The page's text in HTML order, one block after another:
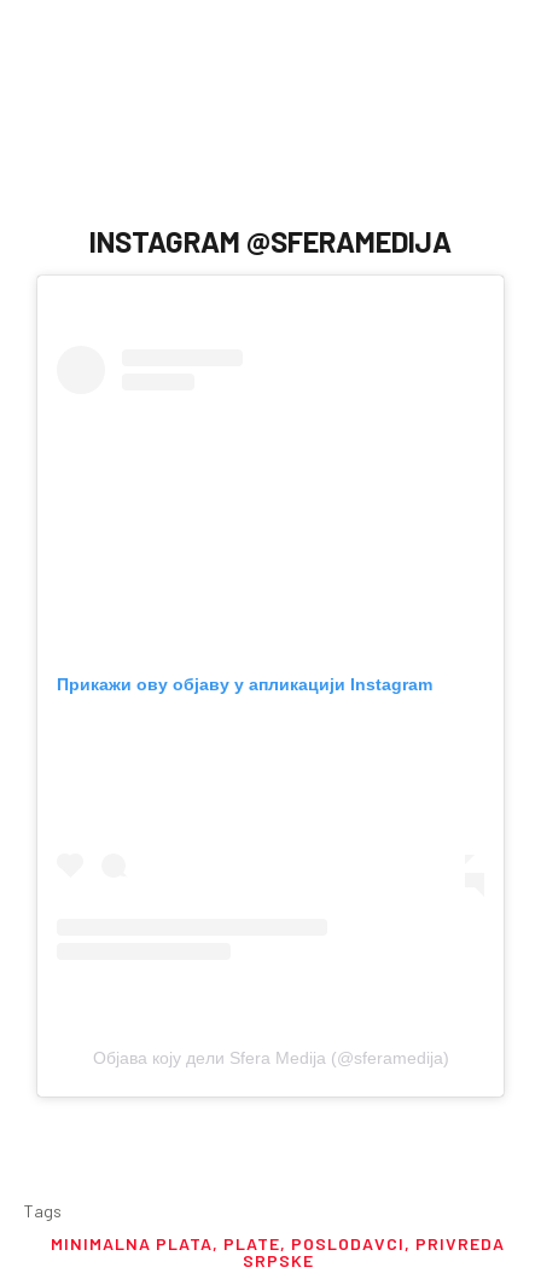
INSTAGRAM @SFERAMEDIJA
Прикажи ову објаву у апликацији Instagram
Објава коју дели Sfera Medija (@sferamedija)
Tags
MINIMALNA PLATA, PLATE, POSLODAVCI, PRIVREDA
SRPSKE